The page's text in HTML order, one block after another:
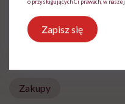
Udostępnij
Zakupy
o przysługujących Ci prawach, w naszej
Zapisz się